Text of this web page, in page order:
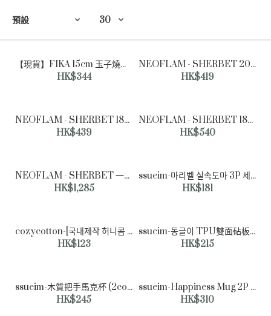
HK$344
【現貨】FIKA 15cm 玉子燒平底鍋
HK$344
NEOFLAM - SHERBET 20cm 圓形平底鍋
HK$419
NEOFLAM - SHERBET 18CM 雙耳煮食煲連蓋 1.6L
HK$439
NEOFLAM - SHERBET 18CM 鑄造單柄煮食煲連蓋 1.8L
HK$540
NEOFLAM - SHERBET 一套3件平底鍋套裝 (20cm + 26cm + 26cm高身)
HK$1,285
ssueim-마리벨 실속도마 3P 세트♡韓國家品廚具
HK$181
cozycotton-[국내제작 허니콤 실리콘 냄비받침(5color)]♡韓國家品廚具
HK$123
ssueim-동글이 TPU雙面砧板 (2color)♡韓國家品廚具
HK$215
ssueim-木質把手馬克杯 (2color)♡韓國家品杯具
HK$245
ssueim-Happiness Mug 2P Set♡韓國家品杯具
HK$310